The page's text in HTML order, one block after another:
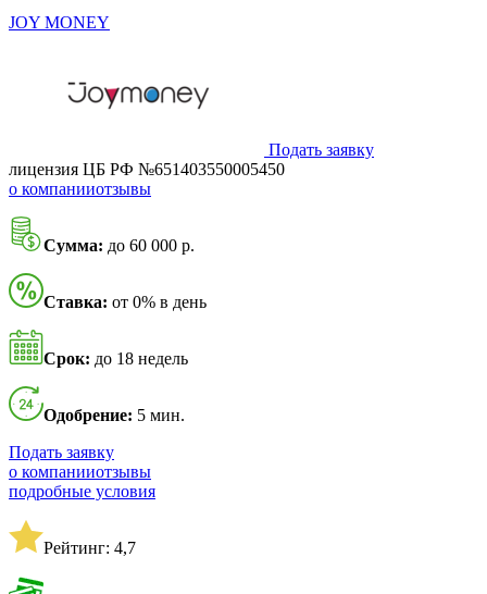
JOY MONEY
Подать заявку
лицензия ЦБ РФ №651403550005450
о компанииотзывы
Сумма: до 60 000 р.
Ставка: от 0% в день
Срок: до 18 недель
Одобрение: 5 мин.
Подать заявку
о компанииотзывы
подробные условия
Рейтинг: 4,7